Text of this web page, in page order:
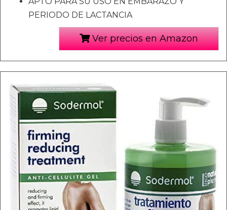
PERIODO DE LACTANCIA
Ver precios en Amazon